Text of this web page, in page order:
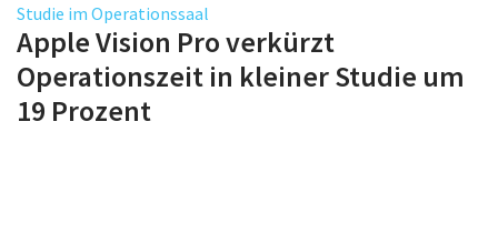
Studie im Operationssaal
Apple Vision Pro verkürzt
Operationszeit in kleiner Studie um
19 Prozent